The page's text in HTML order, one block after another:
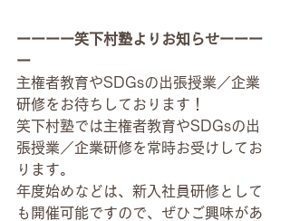
ーーーー笑下村塾よりお知らせーーー
ー
主権者教育やSDGsの出張授業／企業
研修をお待ちしております！
笑下村塾では主権者教育やSDGsの出
張授業／企業研修を常時お受けしてお
ります。
年度始めなどは、新入社員研修として
も開催可能ですので、ぜひご興味があ